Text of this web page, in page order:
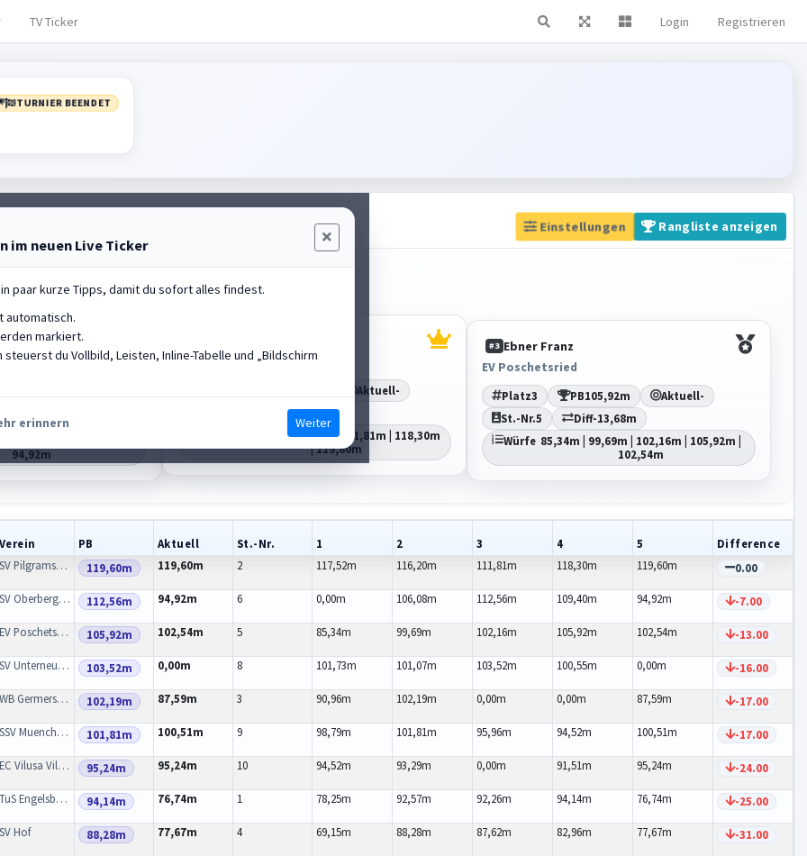
TV Ticker Login Registrieren
Home Live Ticker
TURNIER BEENDET
im neuen Live Ticker
paar kurze Tipps, damit du sofort alles findest.
automatisch.
markiert.
du Vollbild, Leisten, Inline-Tabelle und „Bildschirm
erinnern Weiter
Einstellungen Rangliste anzeigen
Aktuell-
| 112,56m | 109,40m |
94,92m
SV Pilgramsberg
Aktuell-
Diff0,00m
117,52m | 116,20m | 111,81m | 118,30m
| 119,60m
#3 Ebner Franz
EV Poschetsried
Platz3 PB105,92m Aktuell-
St.-Nr.5 Diff-13,68m
Würfe 85,34m | 99,69m | 102,16m | 105,92m |
102,54m
Verein PB Aktuell St.-Nr. 1 2 3 4 5 Difference
SV Pilgramsberg 119,60m 119,60m 2 117,52m 116,20m 111,81m 118,30m 119,60m 0.00
SV Oberbergkirchen 112,56m 94,92m 6 0,00m 106,08m 112,56m 109,40m 94,92m -7.00
EV Poschetsried 105,92m 102,54m 5 85,34m 99,69m 102,16m 105,92m 102,54m -13.00
SV Unterneukirchen 103,52m 0,00m 8 101,73m 101,07m 103,52m 100,55m 0,00m -16.00
WB Germerswang 102,19m 87,59m 3 90,96m 102,19m 0,00m 0,00m 87,59m -17.00
SSV Muenchsdorf 101,81m 100,51m 9 98,79m 101,81m 95,96m 94,52m 100,51m -17.00
EC Vilusa Vilshofen 95,24m 95,24m 10 94,52m 93,29m 0,00m 91,51m 95,24m -24.00
TuS Engelsberg 94,14m 76,74m 1 78,25m 92,57m 92,26m 94,14m 76,74m -25.00
SV Hof 88,28m 77,67m 4 69,15m 88,28m 87,62m 82,96m 77,67m -31.00